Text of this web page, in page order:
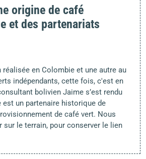
origine de café
et des partenariats
en Colombie et une autre au
indépendants, cette fois, c'est en
bolivien Jaime s’est rendu
est un partenaire historique de
de café vert. Nous
sur le terrain, pour conserver le lien